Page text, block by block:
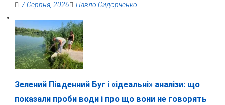
7 Серпня, 2026 Павло Сидорченко
Зелений Південний Буг і «ідеальні» аналізи: що
показали проби води і про що вони не говорять